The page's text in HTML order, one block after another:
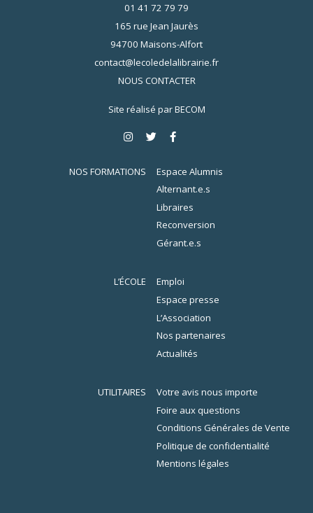
01 41 72 79 79
165 rue Jean Jaurès
94700 Maisons-Alfort
contact@lecoledelalibrairie.fr
NOUS CONTACTER
Site réalisé parBECOM
NOS FORMATIONS
Espace Alumnis
Alternant.e.s
Libraires
Reconversion
Gérant.e.s
L’ÉCOLE
Emploi
Espace presse
L’Association
Nos partenaires
Actualités
UTILITAIRES
Votre avis nous importe
Foire aux questions
Conditions Générales de Vente
Politique de confidentialité
Mentions légales